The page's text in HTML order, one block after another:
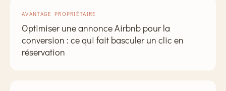
AVANTAGE PROPRIÉTAIRE
Optimiser une annonce Airbnb pour la
conversion : ce qui fait basculer un clic en
réservation